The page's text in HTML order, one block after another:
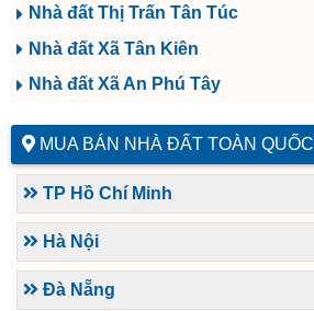
Nhà đất Thị Trấn Tân Túc
Nhà đất Xã Tân Kiên
Nhà đất Xã An Phú Tây
MUA BÁN NHÀ ĐẤT TOÀN QUỐC
TP Hồ Chí Minh
Hà Nội
Đà Nẵng